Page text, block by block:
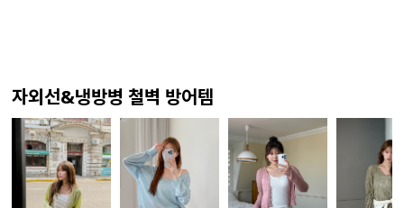
자외선&냉방병 철벽 방어템